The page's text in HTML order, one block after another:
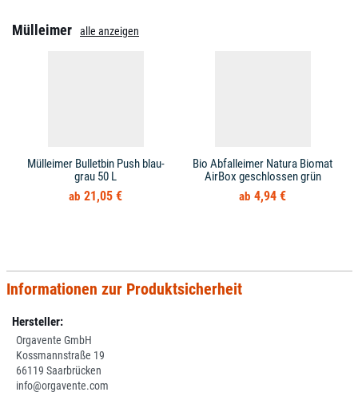
Mülleimer alle anzeigen
Mülleimer Bulletbin Push blau-
grau 50 L
21,05 €
Bio Abfalleimer Natura Biomat
AirBox geschlossen grün
4,94 €
Informationen zur Produktsicherheit
Hersteller:
Orgavente GmbH
Kossmannstraße 19
66119 Saarbrücken
info@orgavente.com